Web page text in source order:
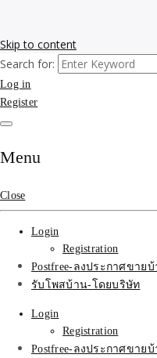
Skip to content
รับจ้างโพส
Search รับท
ติดหน้า
มาก SEOข
ที่ดินฟรีประ
เมืองไทย
รับโพสต์เว็บขายบ้าน อสังหา ทำ
ประกาศบ้านที่ดินฟรี SEOขายบ้
ราคาถูกที่สุด ฟรีลงประกาศอสังห
Search for:
Log in
Register
Menu
Close
Login
Registration
Postfree-ลงประกาศขาย
รับโพสบ้าน-โดยบริษัท
Login
Registration
Postfree-ลงประกาศขาย